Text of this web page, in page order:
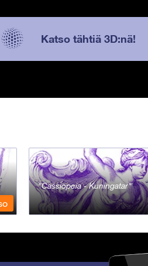
Katso tähtiä 3D:nä!
Cassiopeia - Kuningatar